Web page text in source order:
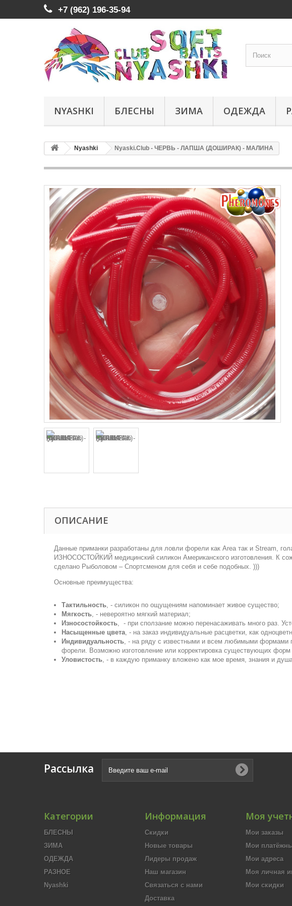
+7 (962) 196-35-94
NYASHKI БЛЕСНЫ ЗИМА ОДЕЖДА
Nyashki Nyaski.Club - ЧЕРВЬ - ЛАПША (ДОШИРАК) - МАЛИНА
ОПИСАНИЕ
Данные приманки разработаны для ловли форели как Area так и Stream,
ИЗНОСОСТОЙКИЙ медицинский силикон Американского изготовления. К
сделано Рыболовом – Спортсменом для себя и себе подобных. )))
Основные преимущества:
Тактильность, - силикон по ощущениям напоминает живое существо;
Мягкость, - невероятно мягкий материал;
Износостойкость, - при сползание можно перенасаживать много раз.
Насыщенные цвета, - на заказ индивидуальные расцветки, как
Индивидуальность, - на ряду с известными и всем любимыми формами
форели. Возможно изготовление или корректировка существующих форм
Уловистость, - в каждую приманку вложено как мое время, знания и
Рассылка
Категории
БЛЕСНЫ
ЗИМА
ОДЕЖДА
РАЗНОЕ
Nyashki
Информация
Скидки
Новые товары
Лидеры продаж
Наш магазин
Связаться с нами
Доставка
Моя
Мои заказы
Мои
Мои адреса
Моя личная
Мои скидки